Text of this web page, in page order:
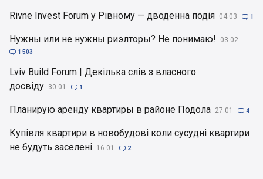
Rivne Invest Forum у Рівному — дводенна подія 04.03  1
Нужны или не нужны риэлторы? Не понимаю! 03.02
 1 503
Lviv Build Forum | Декілька слів з власного
досвіду 30.01  1
Планирую аренду квартиры в районе Подола 27.01  4
Купівля квартири в новобудові коли сусудні квартири
не будуть заселені 16.01  2